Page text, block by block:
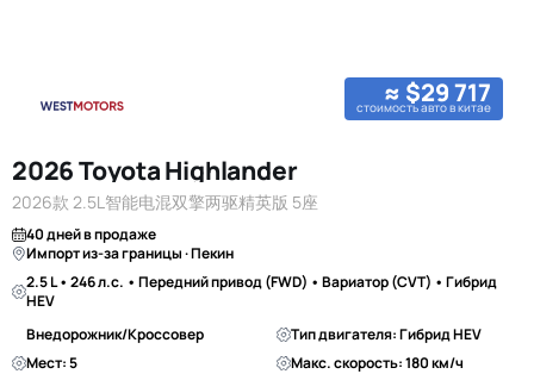
≈ $29 717
стоимость авто в китае
2026 Toyota Highlander
2026款 2.5L智能电混双擎两驱精英版 5座
40 дней в продаже
Импорт из-за границы · Пекин
2.5 L • 246 л.с. • Передний привод (FWD) • Вариатор (CVT) • Гибрид
HEV
Внедорожник/Кроссовер
Тип двигателя: Гибрид HEV
Мест: 5
Макс. скорость: 180 км/ч